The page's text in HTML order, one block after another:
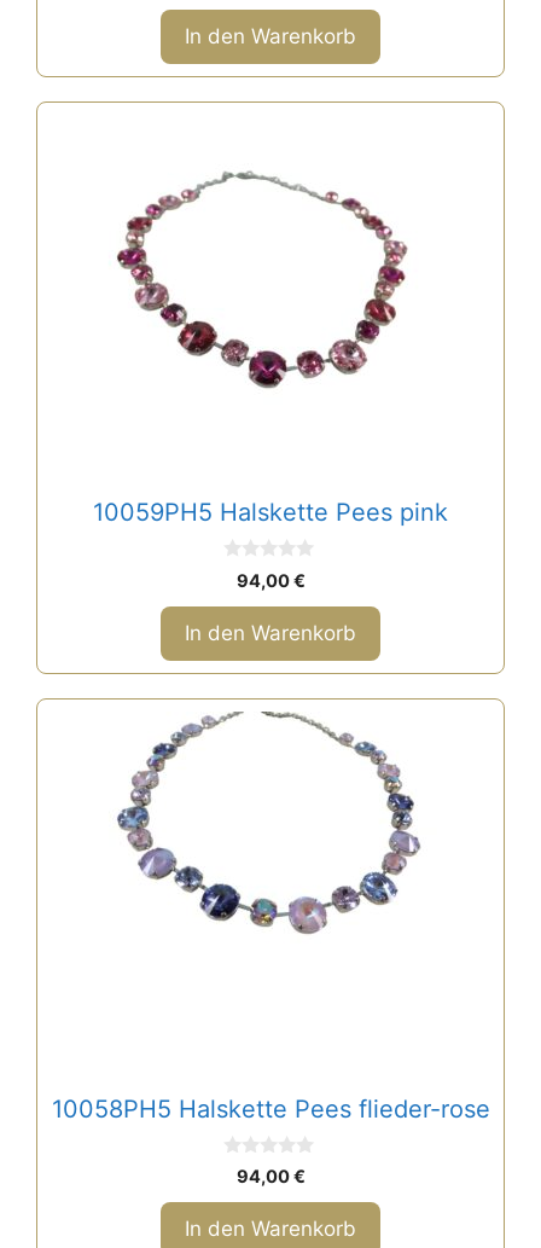
o
n
5
In den Warenkorb
10059PH5 Halskette Pees pink
o
n
5
94,00€
In den Warenkorb
10058PH5 Halskette Pees flieder-rose
o
n
5
94,00€
In den Warenkorb